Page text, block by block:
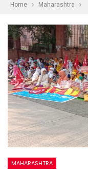
Home Maharashtra
MAHARASHTRA